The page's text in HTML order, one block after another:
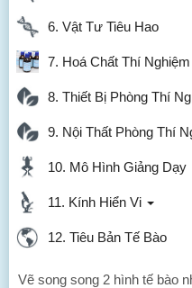
6. Vật Tư Tiêu Hao
7. Hoá Chất Thí Nghiệm
8. Thiết Bị Phòng Thí
9. Nội Thất Phòng Thí
10. Mô Hình Giảng Dạy
11. Kính Hiển Vi
12. Tiêu Bản Tế Bào
Vẽ song song 2 hình tế bào